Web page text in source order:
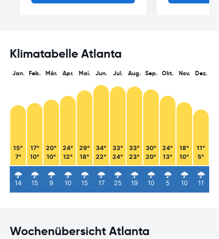
Klimatabelle Atlanta
Jan.
15°
7°
14
Feb.
17°
10°
15
Mär.
20°
10°
9
Apr.
24°
12°
10
Mai.
29°
18°
15
Jun.
34°
22°
17
Jul.
33°
24°
25
Aug.
33°
23°
19
Sep.
30°
20°
10
Okt.
24°
13°
5
Nov.
18°
10°
10
Dez.
11°
5°
11
Wochenübersicht Atlanta